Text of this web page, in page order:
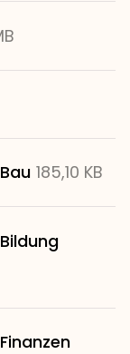
185,10 KB